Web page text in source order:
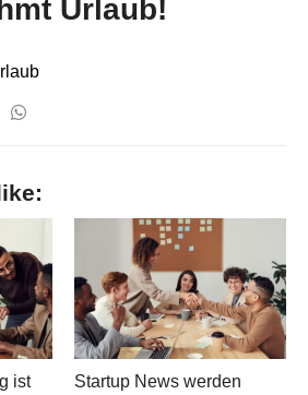
Urlaub!
ist
Startup News werden